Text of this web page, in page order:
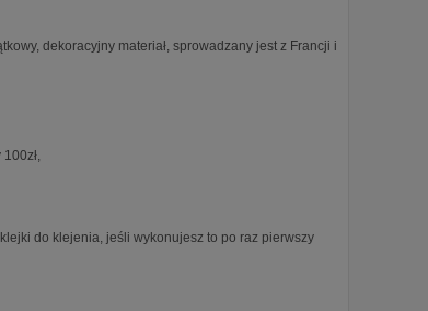
dekoracyjny materiał, sprowadzany jest z Francji i
do klejenia, jeśli wykonujesz to po raz pierwszy